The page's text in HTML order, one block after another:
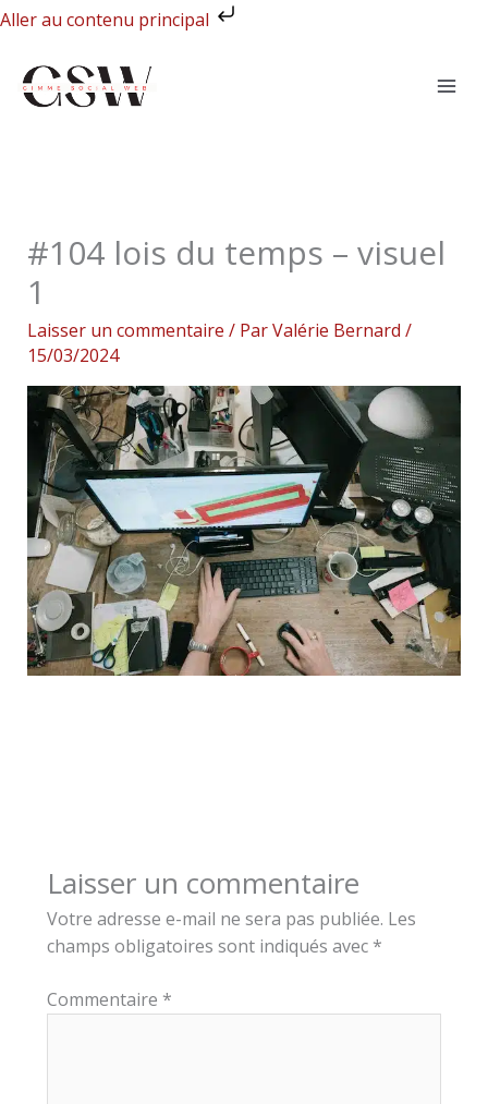
Aller au contenu principal
Aller
contenu
#104 lois du temps – visuel
1
Laisser un commentaire / ParValérie Bernard /
15/03/2024
Laisser un commentaire
Votre adresse e-mail ne sera pas publiée. Les
champs obligatoires sont indiqués avec *
Commentaire *